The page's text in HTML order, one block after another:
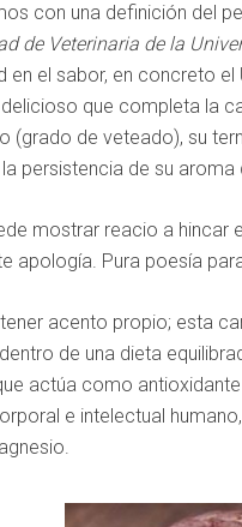
con una definición del
de Veterinaria de la
en el sabor, en concreto
que completa la
(grado de veteado), su
persistencia de su aroma
mostrar reacio a hincar
apología. Pura poesía
acento propio; esta
de una dieta
actúa como
e intelectual